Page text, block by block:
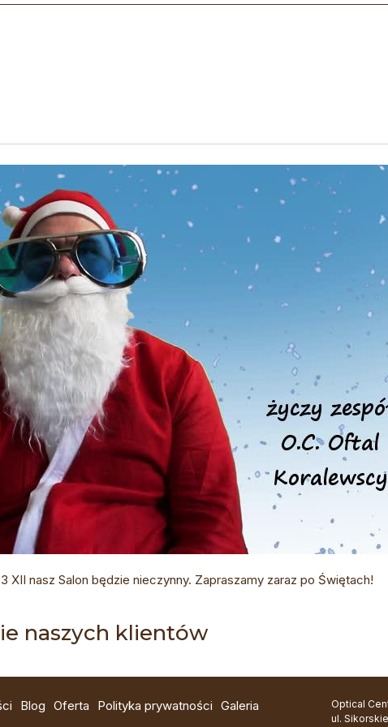
XII nasz Salon będzie nieczynny. Zapraszamy zaraz po Świętach!
naszych klientów
Blog Oferta Polityka prywatności Galeria
Optical
ul.